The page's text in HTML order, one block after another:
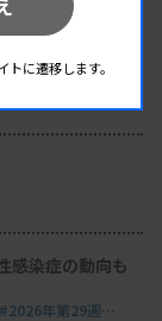
病院
再構築 “伝え
感染症の動向も
年第29週
に遷移します。